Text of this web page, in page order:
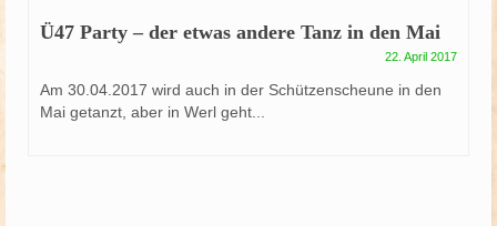
Ü47 Party – der etwas andere Tanz in den Mai
22. April 2017
Am 30.04.2017 wird auch in der Schützenscheune in den
Mai getanzt, aber in Werl geht...